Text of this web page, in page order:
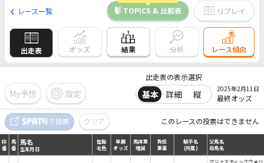
レース一覧 TOPICS & 比較表 リプレイ
出走表 オッズ 結果 分析 レース傾向
で投票 クリア このレースの投票はできません
My予想 設定
出走表の表示選択
基本 詳細 縦 2025年2月11日
最終オッズ
枠
番
馬
番
馬名
性齢
毛色
負担
重量
騎手名
(所属)
父馬名
母馬名
枠
番
馬
番
馬名
生年月日
性齢
毛色
単勝
オッズ
馬体重
増減
負担
重量
騎手名
(所属)
父馬名
母馬名
マジェスティックウォ